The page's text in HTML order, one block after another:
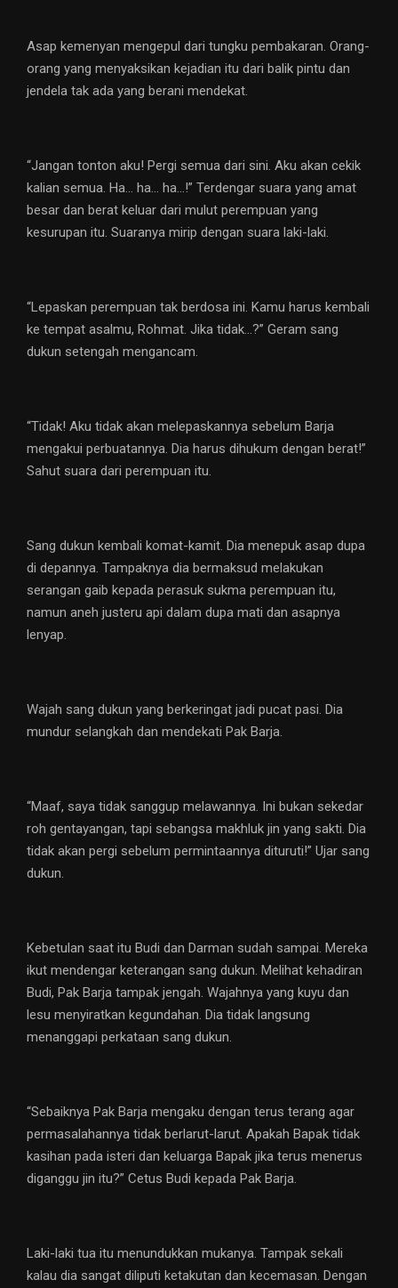
Asap kemenyan mengepul dari tungku pembakaran. Orang-
orang yang menyaksikan kejadian itu dari balik pintu dan
jendela tak ada yang berani mendekat.
“Jangan tonton aku! Pergi semua dari sini. Aku akan cekik
kalian semua. Ha… ha… ha…!” Terdengar suara yang amat
besar dan berat keluar dari mulut perempuan yang
kesurupan itu. Suaranya mirip dengan suara laki-laki.
“Lepaskan perempuan tak berdosa ini. Kamu harus kembali
ke tempat asalmu, Rohmat. Jika tidak…?” Geram sang
dukun setengah mengancam.
“Tidak! Aku tidak akan melepaskannya sebelum Barja
mengakui perbuatannya. Dia harus dihukum dengan berat!”
Sahut suara dari perempuan itu.
Sang dukun kembali komat-kamit. Dia menepuk asap dupa
di depannya. Tampaknya dia bermaksud melakukan
serangan gaib kepada perasuk sukma perempuan itu,
namun aneh justeru api dalam dupa mati dan asapnya
lenyap.
Wajah sang dukun yang berkeringat jadi pucat pasi. Dia
mundur selangkah dan mendekati Pak Barja.
“Maaf, saya tidak sanggup melawannya. Ini bukan sekedar
roh gentayangan, tapi sebangsa makhluk jin yang sakti. Dia
tidak akan pergi sebelum permintaannya dituruti!” Ujar sang
dukun.
Kebetulan saat itu Budi dan Darman sudah sampai. Mereka
ikut mendengar keterangan sang dukun. Melihat kehadiran
Budi, Pak Barja tampak jengah. Wajahnya yang kuyu dan
lesu menyiratkan kegundahan. Dia tidak langsung
menanggapi perkataan sang dukun.
“Sebaiknya Pak Barja mengaku dengan terus terang agar
permasalahannya tidak berlarut-larut. Apakah Bapak tidak
kasihan pada isteri dan keluarga Bapak jika terus menerus
diganggu jin itu?” Cetus Budi kepada Pak Barja.
Laki-laki tua itu menundukkan mukanya. Tampak sekali
kalau dia sangat diliputi ketakutan dan kecemasan. Dengan